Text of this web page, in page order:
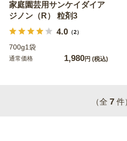
家庭園芸用サンケイダイア
ジノン（R） 粒剤3
4.0（2）
700g1袋
通常価格 1,980円 (税込)
（全 7 件